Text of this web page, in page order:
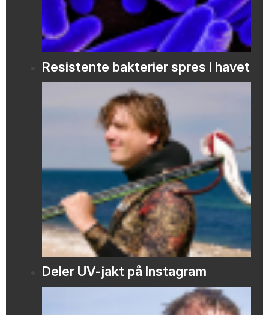
Resistente bakterier spres i havet
Deler UV-jakt på Instagram